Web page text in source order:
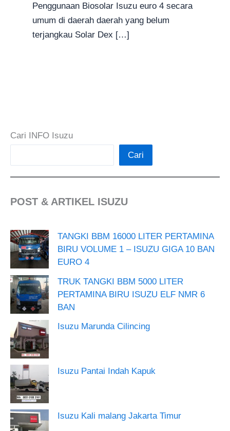
Penggunaan Biosolar Isuzu euro 4 secara
umum di daerah daerah yang belum
terjangkau Solar Dex […]
Cari INFO Isuzu
Cari
POST & ARTIKEL ISUZU
TANGKI BBM 16000 LITER PERTAMINA
BIRU VOLUME 1 – ISUZU GIGA 10 BAN
EURO 4
TRUK TANGKI BBM 5000 LITER
PERTAMINA BIRU ISUZU ELF NMR 6
BAN
Isuzu Marunda Cilincing
Isuzu Pantai Indah Kapuk
Isuzu Kali malang Jakarta Timur